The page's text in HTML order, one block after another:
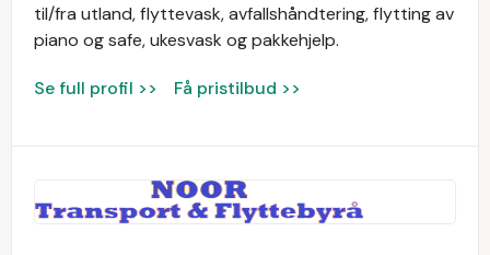
til/fra utland, flyttevask, avfallshåndtering, flytting av
piano og safe, ukesvask og pakkehjelp.
Se full profil >> Få pristilbud >>